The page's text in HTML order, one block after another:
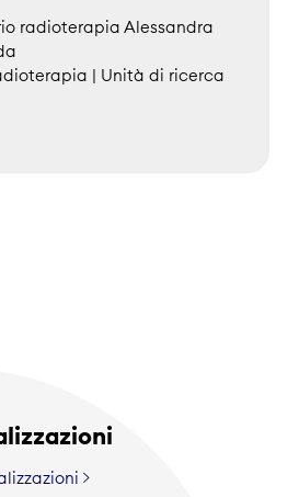
radioterapia Alessandra
| Unità di ricerca